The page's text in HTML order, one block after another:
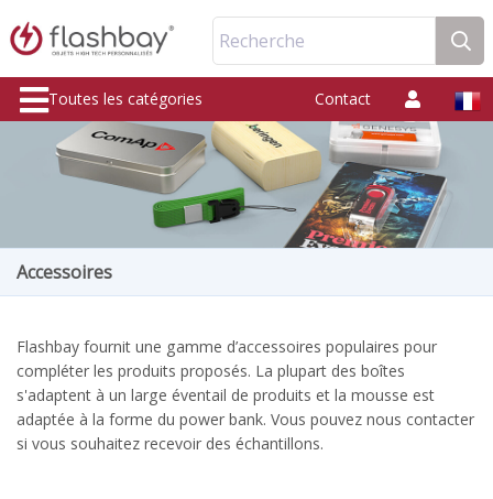
Recherche
Toutes les catégories Contact
Accessoires
Flashbay fournit une gamme d’accessoires populaires pour
compléter les produits proposés. La plupart des boîtes
s'adaptent à un large éventail de produits et la mousse est
adaptée à la forme du power bank. Vous pouvez nous contacter
si vous souhaitez recevoir des échantillons.